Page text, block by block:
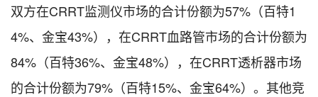
双方在CRRT监测仪市场的合计份额为57%（百特1
4%、金宝43%），在CRRT血路管市场的合计份额为
84%（百特36%、金宝48%），在CRRT透析器市场
的合计份额为79%（百特15%、金宝64%）。其他竞